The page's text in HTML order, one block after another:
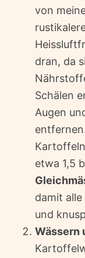
von
dran, da
Schälen
Augen
etwa 1,5
damit
und
Wässern